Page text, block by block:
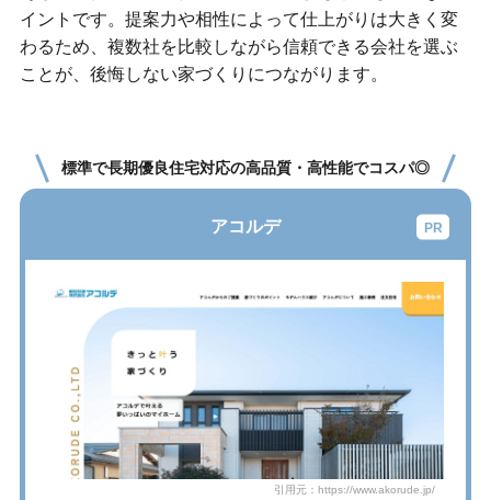
イントです。提案力や相性によって仕上がりは大きく変
わるため、複数社を比較しながら信頼できる会社を選ぶ
ことが、後悔しない家づくりにつながります。
標準で長期優良住宅対応の高品質・高性能でコスパ◎
アコルデ
引用元：https://www.akorude.jp/